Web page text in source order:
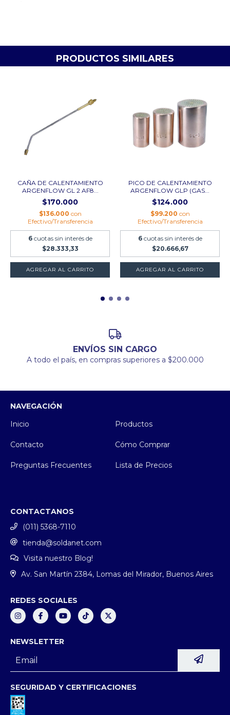
PRODUCTOS SIMILARES
CAÑA DE CALENTAMIENTO
ARGENFLOW GL 2 AF8...
$170.000
$136.000 con
Efectivo/Transferencia
6 cuotas sin interés de
$28.333,33
PICO DE CALENTAMIENTO
ARGENFLOW GLP (GAS...
$124.000
$99.200 con
Efectivo/Transferencia
6 cuotas sin interés de
$20.666,67
AGREGAR AL CARRITO
ENVÍOS SIN CARGO
A todo el país, en compras superiores a $200.000
NAVEGACIÓN
Inicio
Productos
Contacto Cómo Comprar
Preguntas Frecuentes Lista de Precios
CONTACTANOS
(011) 5368-7110
tienda@soldanet.com
Visita nuestro Blog!
Av. San Martín 2384, Lomas del Mirador, Buenos Aires
REDES SOCIALES
NEWSLETTER
SEGURIDAD Y CERTIFICACIONES